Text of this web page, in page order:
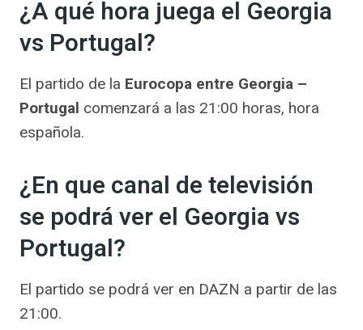
¿A qué hora juega el Georgia
vs Portugal?
El partido de la Eurocopa entre Georgia –
Portugal comenzará a las 21:00 horas, hora
española.
¿En que canal de televisión
se podrá ver el Georgia vs
Portugal?
El partido se podrá ver en DAZN a partir de las
21:00.